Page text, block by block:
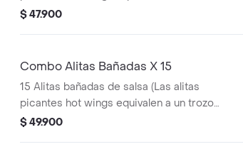
de ala)
$ 47.900
Combo Alitas Bañadas X 15
15 Alitas bañadas de salsa (Las alitas
picantes hot wings equivalen a un trozo
de ala) + 2 Papa Pequeña + 2 Gaseosa Pet
$ 49.900